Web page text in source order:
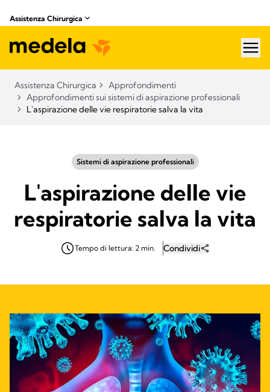
Assistenza Chirurgica
Assistenza Chirurgica
Approfondimenti
Approfondimenti sui sistemi di aspirazione professionali​
L'aspirazione delle vie respiratorie salva la vita
Sistemi di aspirazione professionali​
L'aspirazione delle vie
respiratorie salva la vita
Tempo di lettura: 2 min. Condividi